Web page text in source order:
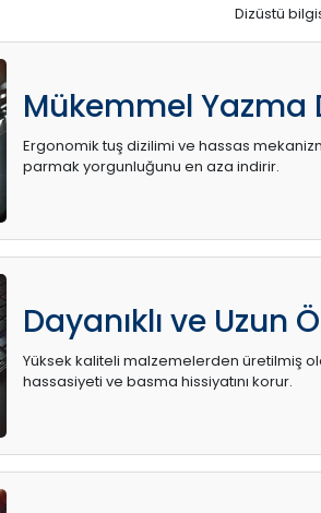
Dizüstü
Mükemmel Yazma
Ergonomik tuş dizilimi ve hassas
parmak yorgunluğunu en aza indirir.
Dayanıklı ve Uzun
Yüksek kaliteli malzemelerden üretilmiş
hassasiyeti ve basma hissiyatını korur.